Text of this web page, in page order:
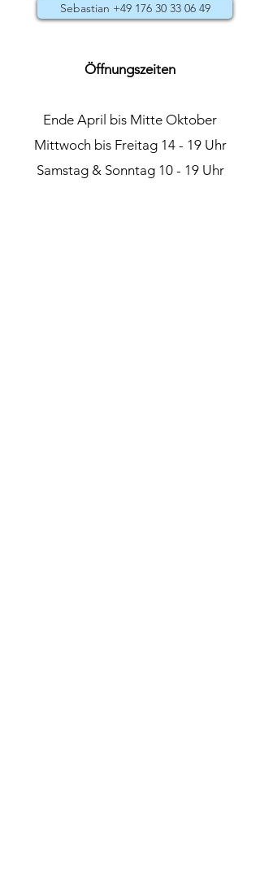
Sebastian +49 176 30 33 06 49
Öffnungszeiten
Ende April bis Mitte Oktober
Mittwoch bis Freitag 14 - 19 Uhr
Samstag & Sonntag 10 - 19 Uhr